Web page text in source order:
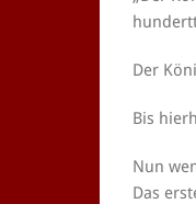
Der
Bis
Nun
Das